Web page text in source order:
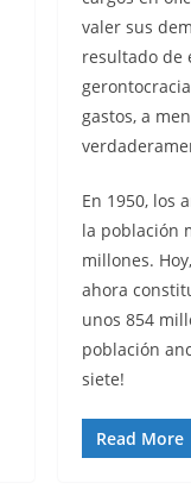
valer sus
resultado de
gastos, a
En 1950, los
la población
millones.
ahora
unos 854
población
siete!
Read More